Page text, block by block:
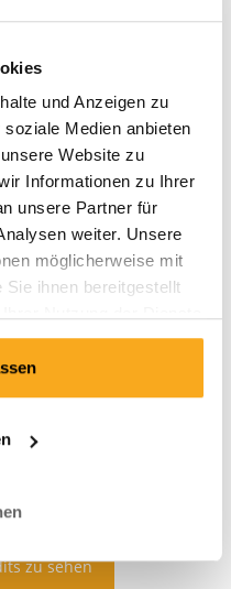
und Anzeigen zu
Medien anbieten
Website zu
Informationen zu Ihrer
unsere Partner für
weiter. Unsere
möglicherweise mit
ihnen bereitgestellt
zu sehen